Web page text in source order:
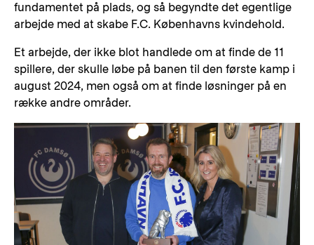
fundamentet på plads, og så begyndte det egentlige
arbejde med at skabe F.C. Københavns kvindehold.
Et arbejde, der ikke blot handlede om at finde de 11
spillere, der skulle løbe på banen til den første kamp i
august 2024, men også om at finde løsninger på en
række andre områder.